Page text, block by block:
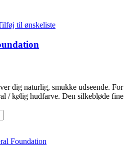
til ønskeliste
dig naturlig, smukke udseende. For
/ kølig hudfarve. Den silkebløde fine